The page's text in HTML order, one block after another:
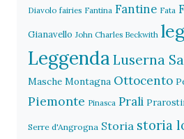
Diavolo fairies Fantina Fantine Fata
Gianavello John Charles Beckwith
Leggenda Luserna
Masche Montagna Ottocento
Piemonte Pinasca Prali
Serre d'Angrogna Storia storia